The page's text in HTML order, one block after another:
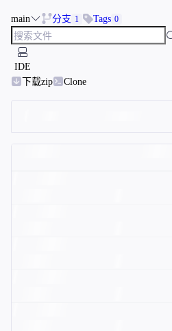
main 分支 1 Tags 0
IDE
下载zip
Clone